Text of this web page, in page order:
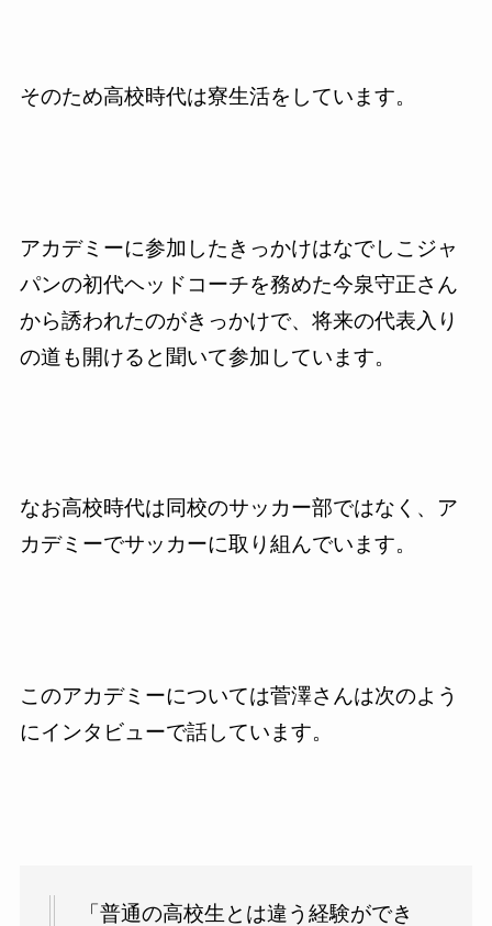
そのため高校時代は寮生活をしています。
アカデミーに参加したきっかけはなでしこジャ
パンの初代ヘッドコーチを務めた今泉守正さん
から誘われたのがきっかけで、将来の代表入り
の道も開けると聞いて参加しています。
なお高校時代は同校のサッカー部ではなく、ア
カデミーでサッカーに取り組んでいます。
このアカデミーについては菅澤さんは次のよう
にインタビューで話しています。
「普通の高校生とは違う経験ができ